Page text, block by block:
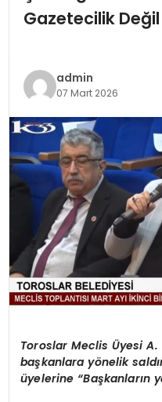
TEKNOLOJI
MAGAZIN
KÜLTÜR & SANAT
SPOR
SAĞLIK
Gazetecilik
admin
07 Mart 2026
Toroslar Meclis Üyesi A.
başkanlara yönelik
üyelerine “Başkanların